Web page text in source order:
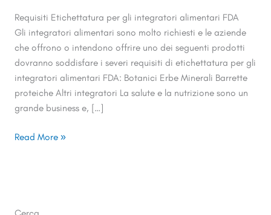
Requisiti Etichettatura per gli integratori alimentari FDA
Gli integratori alimentari sono molto richiesti e le aziende
che offrono o intendono offrire uno dei seguenti prodotti
dovranno soddisfare i severi requisiti di etichettatura per gli
integratori alimentari FDA: Botanici Erbe Minerali Barrette
proteiche Altri integratori La salute e la nutrizione sono un
grande business e, […]
Read More »